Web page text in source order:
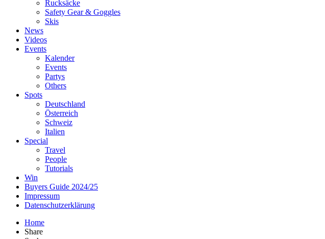
Rucksäcke
Safety Gear & Goggles
Skis
News
Videos
Events
Kalender
Events
Partys
Others
Spots
Deutschland
Österreich
Schweiz
Italien
Special
Travel
People
Tutorials
Win
Buyers Guide 2024/25
Impressum
Datenschutzerklärung
Home
Share